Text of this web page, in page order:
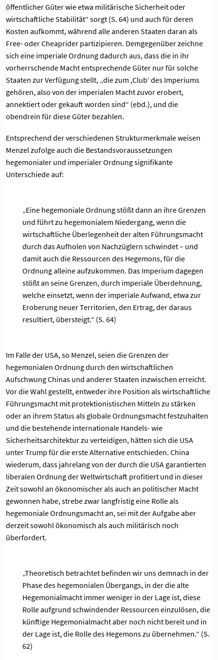
öffentlicher Güter wie etwa militärische Sicherheit oder
wirtschaftliche Stabilität“ sorgt (S. 64) und auch für deren
Kosten aufkommt, während alle anderen Staaten daran als
Free- oder Cheaprider partizipieren. Demgegenüber zeichne
sich eine imperiale Ordnung dadurch aus, dass die in ihr
vorherrschende Macht entsprechende Güter nur für solche
Staaten zur Verfügung stellt, „die zum ,Club‘ des Imperiums
gehören, also von der imperialen Macht zuvor erobert,
annektiert oder gekauft worden sind“ (ebd.), und die
obendrein für diese Güter bezahlen.
Entsprechend der verschiedenen Strukturmerkmale weisen
Menzel zufolge auch die Bestandsvoraussetzungen
hegemonialer und imperialer Ordnung signifikante
Unterschiede auf:
„Eine hegemoniale Ordnung stößt dann an ihre Grenzen
und führt zu hegemonialem Niedergang, wenn die
wirtschaftliche Überlegenheit der alten Führungsmacht
durch das Aufholen von Nachzüglern schwindet – und
damit auch die Ressourcen des Hegemons, für die
Ordnung alleine aufzukommen. Das Imperium dagegen
stößt an seine Grenzen, durch imperiale Überdehnung,
welche einsetzt, wenn der imperiale Aufwand, etwa zur
Eroberung neuer Territorien, den Ertrag, der daraus
resultiert, übersteigt.“ (S. 64)
Im Falle der USA, so Menzel, seien die Grenzen der
hegemonialen Ordnung durch den wirtschaftlichen
Aufschwung Chinas und anderer Staaten inzwischen erreicht.
Vor die Wahl gestellt, entweder ihre Position als wirtschaftliche
Führungsmacht mit protektionistischen Mitteln zu stärken
oder an ihrem Status als globale Ordnungsmacht festzuhalten
und die bestehende internationale Handels- wie
Sicherheitsarchitektur zu verteidigen, hätten sich die USA
unter Trump für die erste Alternative entschieden. China
wiederum, dass jahrelang von der durch die USA garantierten
liberalen Ordnung der Weltwirtschaft profitiert und in dieser
Zeit sowohl an ökonomischer als auch an politischer Macht
gewonnen habe, strebe zwar langfristig eine Rolle als
hegemoniale Ordnungsmacht an, sei mit der Aufgabe aber
derzeit sowohl ökonomisch als auch militärisch noch
überfordert.
„Theoretisch betrachtet befinden wir uns demnach in der
Phase des hegemonialen Übergangs, in der die alte
Hegemonialmacht immer weniger in der Lage ist, diese
Rolle aufgrund schwindender Ressourcen einzulösen, die
künftige Hegemonialmacht aber noch nicht bereit und in
der Lage ist, die Rolle des Hegemons zu übernehmen.“ (S.
62)